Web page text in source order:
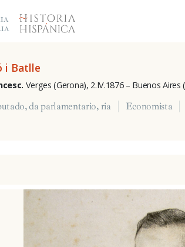
i Batlle
Verges (Gerona), 2.IV.1876 – Buenos
da parlamentario, ria Economista